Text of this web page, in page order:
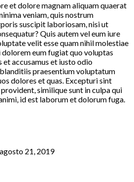
et dolore magnam aliquam quaerat
veniam, quis nostrum
suscipit laboriosam, nisi ut
Quis autem vel eum iure
velit esse quam nihil molestiae
eum fugiat quo voluptas
et accusamus et iusto odio
praesentium voluptatum
dolores et quas. Excepturi sint
similique sunt in culpa qui
id est laborum et dolorum fuga.
agosto 21, 2019